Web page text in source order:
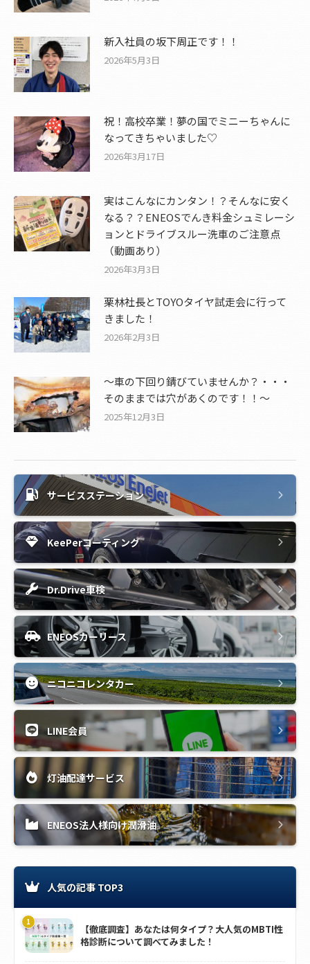
新入社員の坂下周正です！！
2026年5月3日
祝！高校卒業！夢の国でミニーちゃんに
なってきちゃいました♡
2026年3月17日
実はこんなにカンタン！？そんなに安く
なる？？ENEOSでんき料金シュミレーシ
ョンとドライブスルー洗車のご注意点
（動画あり）
2026年3月3日
栗林社長とTOYOタイヤ試走会に行って
きました！
2026年2月3日
～車の下回り錆びていませんか？・・・
そのままでは穴があくのです！！～
2025年12月3日
サービスステーション
KeePerコーティング
Dr.Drive車検
ENEOSカーリース
ニコニコレンタカー
LINE会員
灯油配達サービス
ENEOS法人様向け潤滑油
人気の記事 TOP3
【徹底調査】あなたは何タイプ？大人気のMBTI性
格診断について調べてみました！